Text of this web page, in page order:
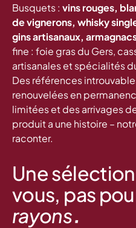
Busquets : vins rouges,
de vignerons, whisky
gins artisanaux,
fine : foie gras du Gers,
artisanales et spécialités
Des références
renouvelées en
limitées et des arrivages
produit a une histoire –
raconter.
Une
vous, pas
rayons.